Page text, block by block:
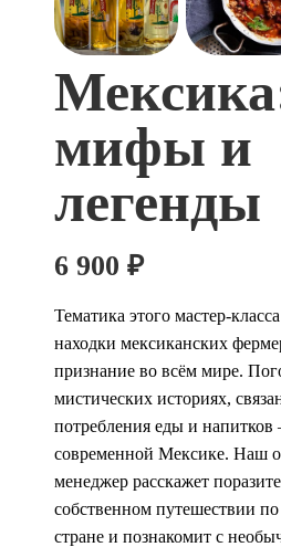
мифы и
легенды
6 900 ₽
Тематика этого мастер-
находки мексиканских
признание во всём мире.
мистических историях,
потребления еды и
современной Мексике. Наш
менеджер расскажет
собственном путешествии
стране и познакомит с